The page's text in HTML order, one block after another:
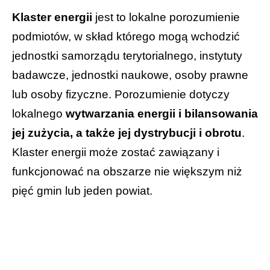
Klaster energii jest to lokalne porozumienie
podmiotów, w skład którego mogą wchodzić
jednostki samorządu terytorialnego, instytuty
badawcze, jednostki naukowe, osoby prawne
lub osoby fizyczne. Porozumienie dotyczy
lokalnego wytwarzania energii i bilansowania
jej zużycia, a także jej dystrybucji i obrotu.
Klaster energii może zostać zawiązany i
funkcjonować na obszarze nie większym niż
pięć gmin lub jeden powiat.